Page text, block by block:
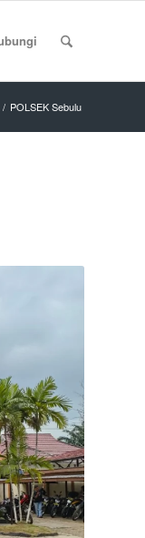
/ POLSEK Sebulu